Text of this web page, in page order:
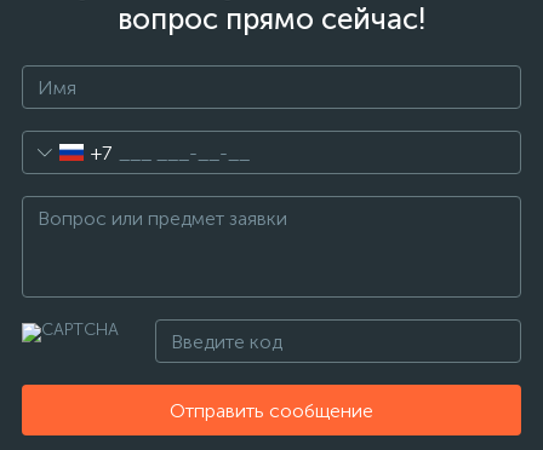
вопрос прямо сейчас!
+7
Отправить сообщение